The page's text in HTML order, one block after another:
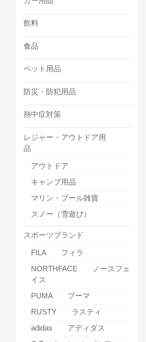
飲料
食品
ペット用品
防災・防犯用品
熱中症対策
レジャー・アウトドア用
品
アウトドア
キャンプ用品
マリン・プール雑貨
スノー（雪遊び）
スポーツブランド
FILA フィラ
NORTHFACE ノースフェ
イス
PUMA プーマ
RUSTY ラスティ
adidas アディダス